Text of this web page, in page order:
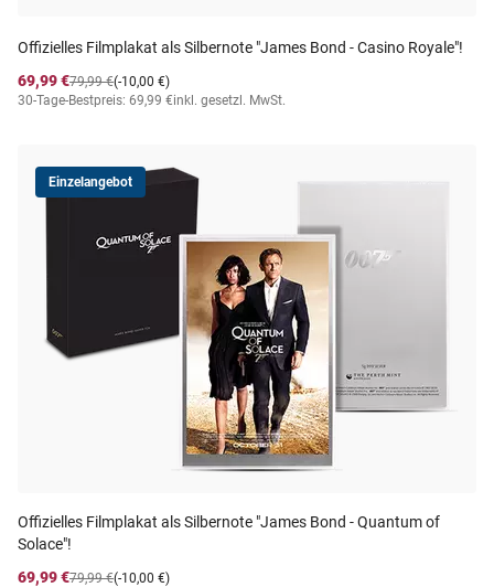
Offizielles Filmplakat als Silbernote "James Bond - Casino Royale"!
69,99 €
(-10,00 €)
79,99 €
30-Tage-Bestpreis: 69,99 €inkl. gesetzl. MwSt.
Einzelangebot
Offizielles Filmplakat als Silbernote "James Bond - Quantum of
Solace"!
69,99 €
(-10,00 €)
79,99 €